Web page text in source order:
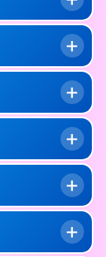
す。
す。
す。